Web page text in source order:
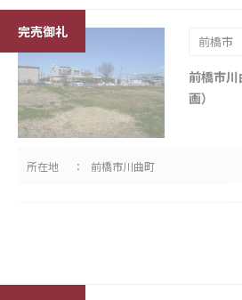
前橋市
前橋市川
画）
所在地 前橋市川曲町